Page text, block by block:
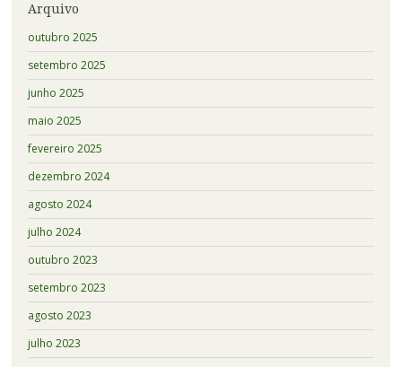
Arquivo
outubro 2025
setembro 2025
junho 2025
maio 2025
fevereiro 2025
dezembro 2024
agosto 2024
julho 2024
outubro 2023
setembro 2023
agosto 2023
julho 2023